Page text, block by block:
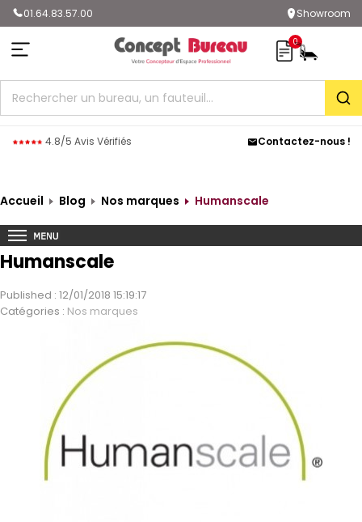
01.64.83.57.00 Showroom
0
4.8/5 Avis Vérifiés Contactez-nous !
Accueil Blog Nos marques Humanscale
Humanscale
Published : 12/01/2018 15:19:17
Catégories : Nos marques